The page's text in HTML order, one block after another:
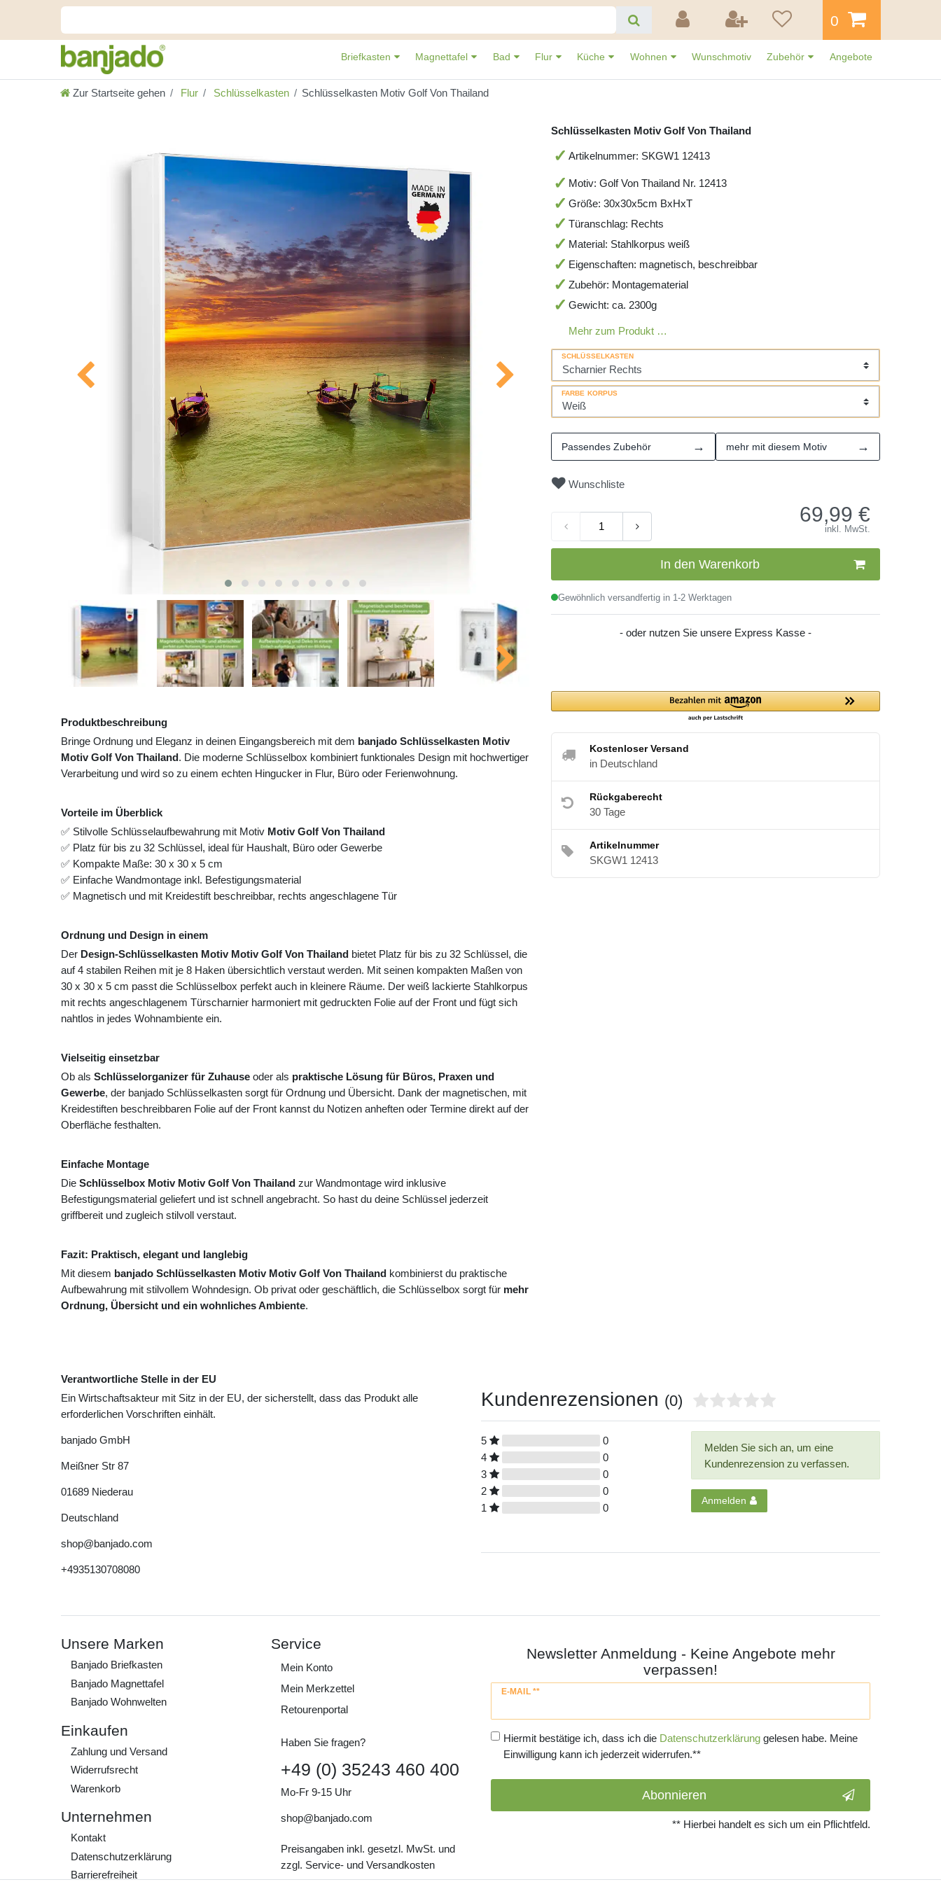
0
Briefkasten Magnettafel Bad Flur Küche Wohnen Wunschmotiv Zubehör Angebote
Zur Startseite gehen Flur Schlüsselkasten Schlüsselkasten Motiv Golf Von Thailand
Produktbeschreibung
Bringe Ordnung und Eleganz in deinen Eingangsbereich mit dem banjado Schlüsselkasten Motiv
Motiv Golf Von Thailand. Die moderne Schlüsselbox kombiniert funktionales Design mit hochwertiger
Verarbeitung und wird so zu einem echten Hingucker in Flur, Büro oder Ferienwohnung.
Vorteile im Überblick
✅ Stilvolle Schlüsselaufbewahrung mit Motiv Motiv Golf Von Thailand
✅ Platz für bis zu 32 Schlüssel, ideal für Haushalt, Büro oder Gewerbe
✅ Kompakte Maße: 30 x 30 x 5 cm
✅ Einfache Wandmontage inkl. Befestigungsmaterial
✅ Magnetisch und mit Kreidestift beschreibbar, rechts angeschlagene Tür
Ordnung und Design in einem
Der Design-Schlüsselkasten Motiv Motiv Golf Von Thailand bietet Platz für bis zu 32 Schlüssel, die
auf 4 stabilen Reihen mit je 8 Haken übersichtlich verstaut werden. Mit seinen kompakten Maßen von
30 x 30 x 5 cm passt die Schlüsselbox perfekt auch in kleinere Räume. Der weiß lackierte Stahlkorpus
mit rechts angeschlagenem Türscharnier harmoniert mit gedruckten Folie auf der Front und fügt sich
nahtlos in jedes Wohnambiente ein.
Vielseitig einsetzbar
Ob als Schlüsselorganizer für Zuhause oder als praktische Lösung für Büros, Praxen und
Gewerbe, der banjado Schlüsselkasten sorgt für Ordnung und Übersicht. Dank der magnetischen, mit
Kreidestiften beschreibbaren Folie auf der Front kannst du Notizen anheften oder Termine direkt auf der
Oberfläche festhalten.
Einfache Montage
Die Schlüsselbox Motiv Motiv Golf Von Thailand zur Wandmontage wird inklusive
Befestigungsmaterial geliefert und ist schnell angebracht. So hast du deine Schlüssel jederzeit
griffbereit und zugleich stilvoll verstaut.
Fazit: Praktisch, elegant und langlebig
Mit diesem banjado Schlüsselkasten Motiv Motiv Golf Von Thailand kombinierst du praktische
Aufbewahrung mit stilvollem Wohndesign. Ob privat oder geschäftlich, die Schlüsselbox sorgt für mehr
Ordnung, Übersicht und ein wohnliches Ambiente.
Schlüsselkasten Motiv Golf Von Thailand
Artikelnummer: SKGW1 12413
Motiv: Golf Von Thailand Nr. 12413
Größe: 30x30x5cm BxHxT
Türanschlag: Rechts
Material: Stahlkorpus weiß
Eigenschaften: magnetisch, beschreibbar
Zubehör: Montagematerial
Gewicht: ca. 2300g
Mehr zum Produkt …
SCHLÜSSELKASTEN
FARBE KORPUS
Passendes Zubehör → mehr mit diesem Motiv →
Wunschliste
69,99 €
inkl. MwSt.
In den Warenkorb
Gewöhnlich versandfertig in 1-2 Werktagen
- oder nutzen Sie unsere Express Kasse -
Kostenloser Versand
in Deutschland
Rückgaberecht
30 Tage
Artikelnummer
SKGW1 12413
Verantwortliche Stelle in der EU
Ein Wirtschaftsakteur mit Sitz in der EU, der sicherstellt, dass das Produkt alle
erforderlichen Vorschriften einhält.
banjado GmbH
Meißner Str 87
01689 Niederau
Deutschland
shop@banjado.com
+4935130708080
Kundenrezensionen (0)
5
0
4
0
3
0
2
0
1
0
Melden Sie sich an, um eine
Kundenrezension zu verfassen.
Anmelden
Unsere Marken
Banjado Briefkasten
Banjado Magnettafel
Banjado Wohnwelten
Einkaufen
Zahlung und Versand
Widerrufs­recht
Warenkorb
Unternehmen
Kontakt
Daten­schutz­erklärung
Barrierefreiheit
Service
Mein Konto
Mein Merkzettel
Retourenportal
Haben Sie fragen?
+49 (0) 35243 460 400
Mo-Fr 9-15 Uhr
shop@banjado.com
Preisangaben inkl. gesetzl. MwSt. und
zzgl. Service- und Versandkosten
Newsletter Anmeldung - Keine Angebote mehr
verpassen!
E-MAIL **
Newsletter
Hiermit bestätige ich, dass ich die Daten­schutz­erklärunggelesen habe. Meine
Einwilligung kann ich jederzeit widerrufen.**
Abonnieren
** Hierbei handelt es sich um ein Pflichtfeld.